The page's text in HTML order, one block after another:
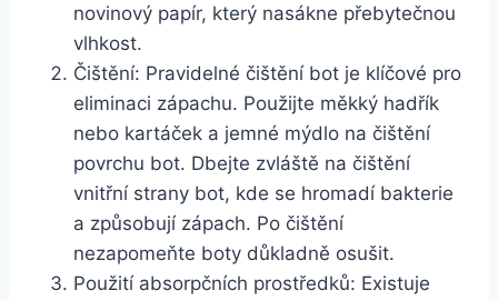
novinový⁤ papír, který nasákne přebytečnou
vlhkost.
Čištění: Pravidelné čištění bot je klíčové pro
eliminaci zápachu. Použijte ⁢měkký‌ hadřík
nebo kartáček a jemné mýdlo na čištění‍
povrchu bot. Dbejte zvláště na čištění
vnitřní strany bot, kde se hromadí bakterie
a způsobují zápach. Po čištění
nezapomeňte boty důkladně osušit.
Použití absorpčních prostředků: Existuje